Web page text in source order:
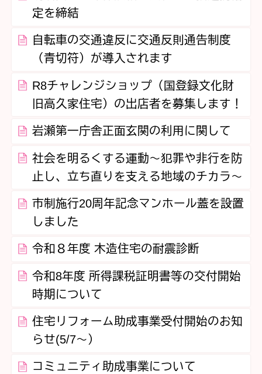
定を締結
自転車の交通違反に交通反則通告制度
（青切符）が導入されます
R8チャレンジショップ（国登録文化財
旧高久家住宅）の出店者を募集します！
岩瀬第一庁舎正面玄関の利用に関して
社会を明るくする運動～犯罪や非行を防
止し、立ち直りを支える地域のチカラ～
市制施行20周年記念マンホール蓋を設置
しました
令和８年度 木造住宅の耐震診断
令和8年度 所得課税証明書等の交付開始
時期について
住宅リフォーム助成事業受付開始のお知
らせ(5/7～）
コミュニティ助成事業について